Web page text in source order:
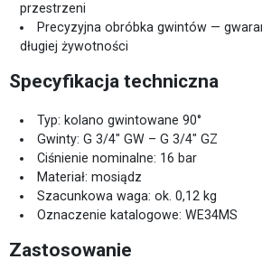
przestrzeni
Precyzyjna obróbka gwintów —
długiej żywotności
Specyfikacja techniczna
Typ: kolano gwintowane 90°
Gwinty: G 3/4" GW – G 3/4" GZ
Ciśnienie nominalne: 16 bar
Materiał: mosiądz
Szacunkowa waga: ok. 0,12 kg
Oznaczenie katalogowe: WE34MS
Zastosowanie